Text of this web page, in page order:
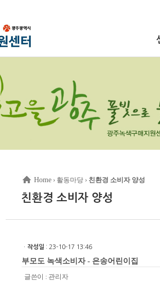
Home › 활동마당 › 친환경 소비자 양성
친환경 소비자 양성
ㆍ 작성일 : 23-10-17 13:46
부모도 녹색소비자 - 은송어린이집
글쓴이 : 관리자